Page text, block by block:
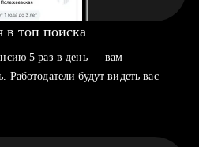
в топ поиска
5 раз в день — вам
Работодатели будут видеть вас